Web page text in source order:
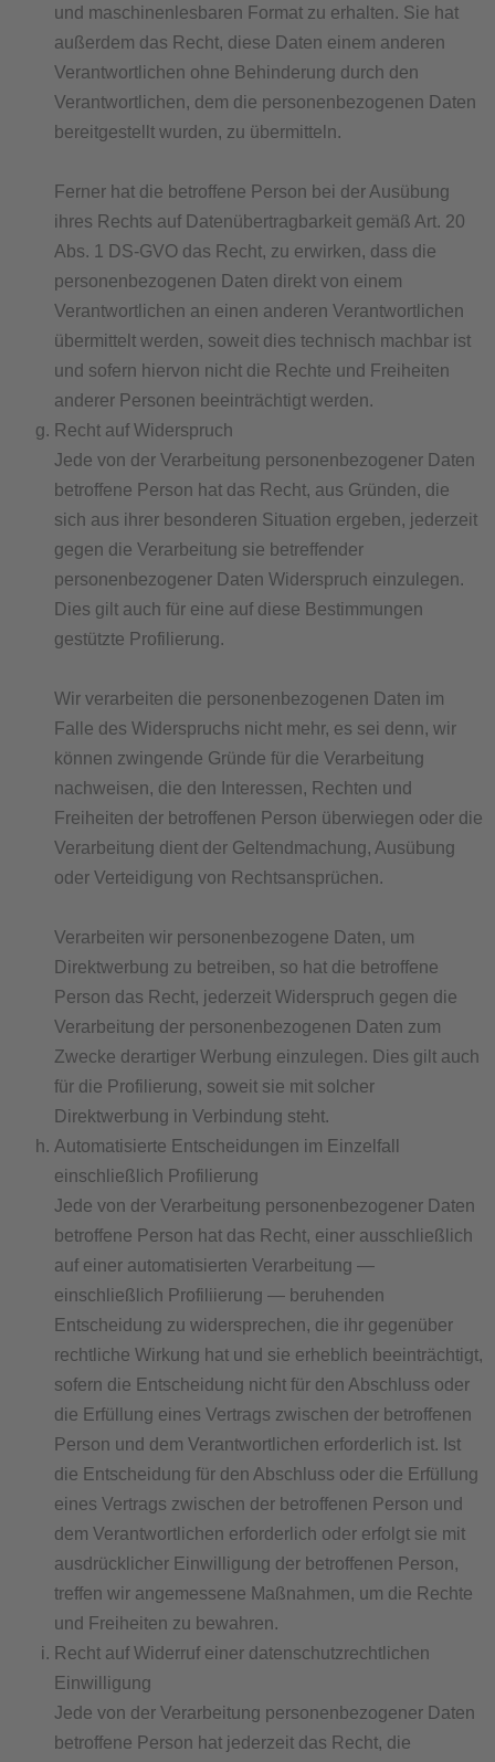
und maschinenlesbaren Format zu erhalten. Sie hat
außerdem das Recht, diese Daten einem anderen
Verantwortlichen ohne Behinderung durch den
Verantwortlichen, dem die personenbezogenen Daten
bereitgestellt wurden, zu übermitteln.
Ferner hat die betroffene Person bei der Ausübung
ihres Rechts auf Datenübertragbarkeit gemäß Art. 20
Abs. 1 DS-GVO das Recht, zu erwirken, dass die
personenbezogenen Daten direkt von einem
Verantwortlichen an einen anderen Verantwortlichen
übermittelt werden, soweit dies technisch machbar ist
und sofern hiervon nicht die Rechte und Freiheiten
anderer Personen beeinträchtigt werden.
Recht auf Widerspruch
Jede von der Verarbeitung personenbezogener Daten
betroffene Person hat das Recht, aus Gründen, die
sich aus ihrer besonderen Situation ergeben, jederzeit
gegen die Verarbeitung sie betreffender
personenbezogener Daten Widerspruch einzulegen.
Dies gilt auch für eine auf diese Bestimmungen
gestützte Profilierung.
Wir verarbeiten die personenbezogenen Daten im
Falle des Widerspruchs nicht mehr, es sei denn, wir
können zwingende Gründe für die Verarbeitung
nachweisen, die den Interessen, Rechten und
Freiheiten der betroffenen Person überwiegen oder die
Verarbeitung dient der Geltendmachung, Ausübung
oder Verteidigung von Rechtsansprüchen.
Verarbeiten wir personenbezogene Daten, um
Direktwerbung zu betreiben, so hat die betroffene
Person das Recht, jederzeit Widerspruch gegen die
Verarbeitung der personenbezogenen Daten zum
Zwecke derartiger Werbung einzulegen. Dies gilt auch
für die Profilierung, soweit sie mit solcher
Direktwerbung in Verbindung steht.
Automatisierte Entscheidungen im Einzelfall
einschließlich Profilierung
Jede von der Verarbeitung personenbezogener Daten
betroffene Person hat das Recht, einer ausschließlich
auf einer automatisierten Verarbeitung —
einschließlich Profiliierung — beruhenden
Entscheidung zu widersprechen, die ihr gegenüber
rechtliche Wirkung hat und sie erheblich beeinträchtigt,
sofern die Entscheidung nicht für den Abschluss oder
die Erfüllung eines Vertrags zwischen der betroffenen
Person und dem Verantwortlichen erforderlich ist. Ist
die Entscheidung für den Abschluss oder die Erfüllung
eines Vertrags zwischen der betroffenen Person und
dem Verantwortlichen erforderlich oder erfolgt sie mit
ausdrücklicher Einwilligung der betroffenen Person,
treffen wir angemessene Maßnahmen, um die Rechte
und Freiheiten zu bewahren.
Recht auf Widerruf einer datenschutzrechtlichen
Einwilligung
Jede von der Verarbeitung personenbezogener Daten
betroffene Person hat jederzeit das Recht, die